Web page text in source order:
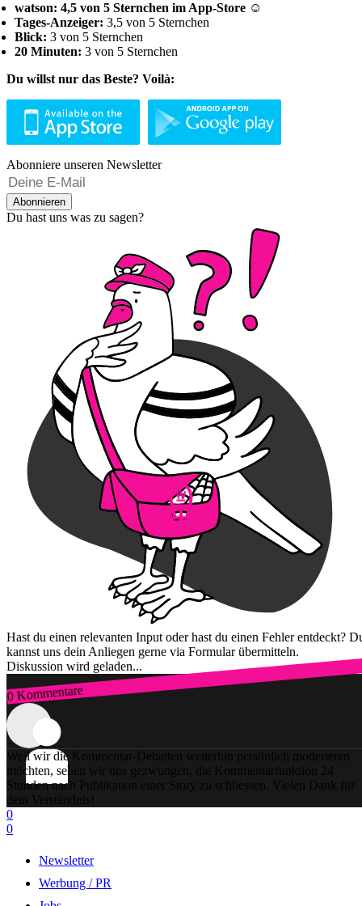
watson: 4,5 von 5 Sternchen im App-Store ☺
Tages-Anzeiger: 3,5 von 5 Sternchen
Blick: 3 von 5 Sternchen
20 Minuten: 3 von 5 Sternchen
Du willst nur das Beste? Voilà:
Abonniere unseren Newsletter
Abonnieren
Du hast uns was zu sagen?
Hast du einen relevanten Input oder hast du einen Fehler entdeckt?
kannst uns dein Anliegen gerne via Formular übermitteln.
Diskussion wird geladen...
0 Kommentare
Zum Login
Weil wir die Kommentar-Debatten weiterhin persönlich moderieren
möchten, sehen wir uns gezwungen, die Kommentarfunktion 24
Stunden nach Publikation einer Story zu schliessen. Vielen Dank für
dein Verständnis!
0
0
Newsletter
Werbung / PR